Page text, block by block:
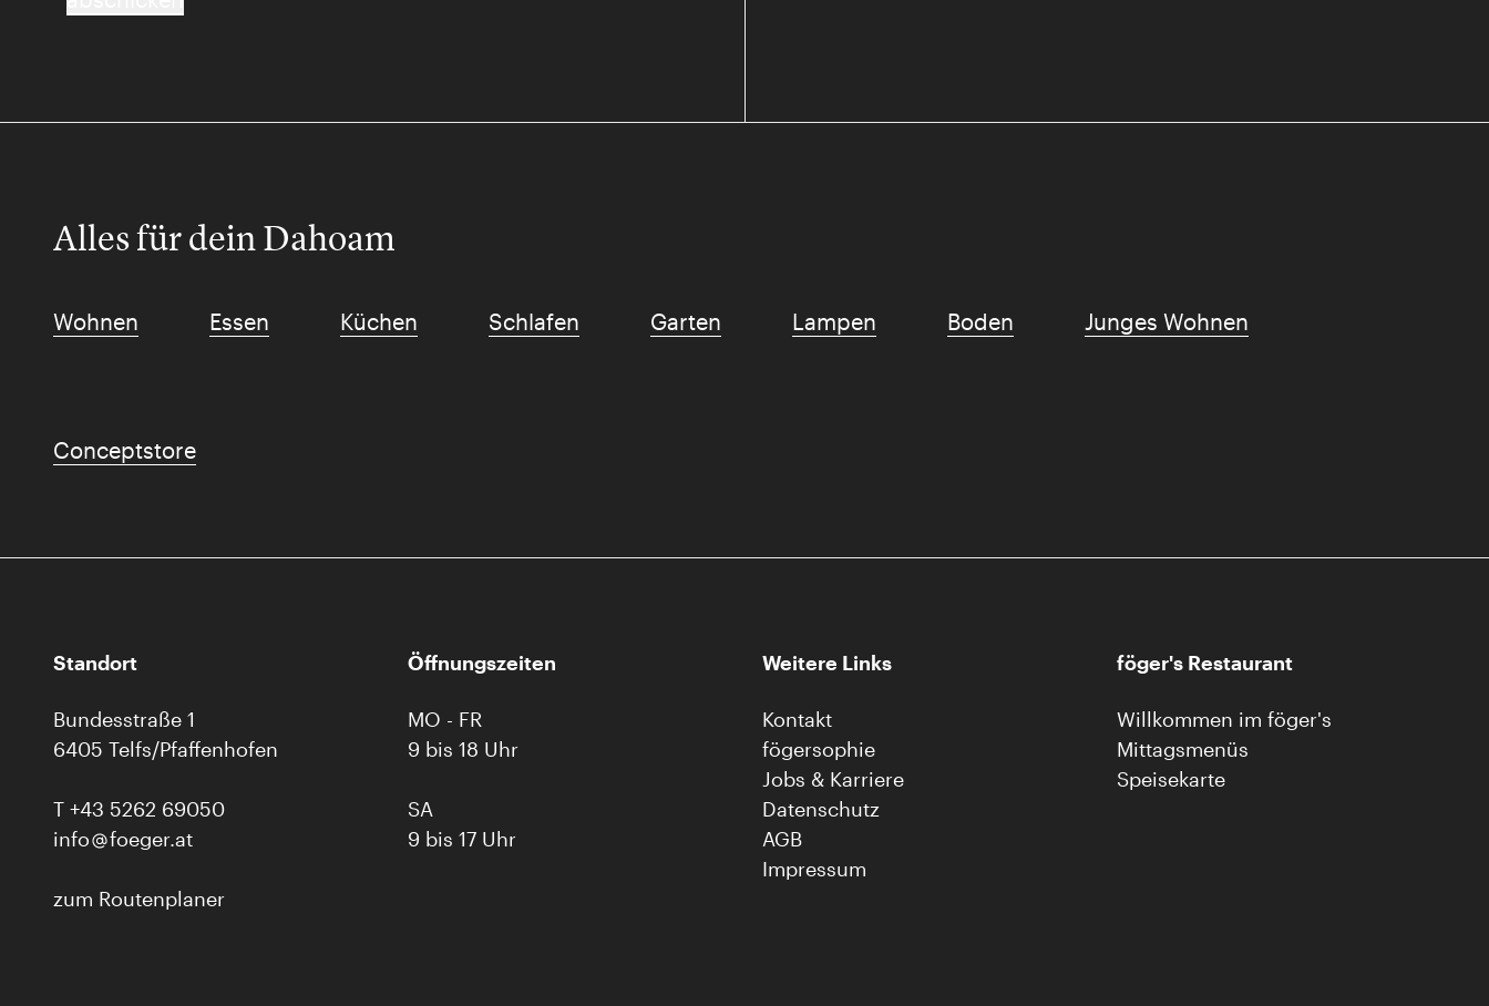
Alles für dein Dahoam
Wohnen Essen Küchen Schlafen Garten Lampen Boden Junges Wohnen
Conceptstore
Standort
Bundesstraße 1
6405 Telfs/Pfaffenhofen
T +43 5262 69050
info
foeger.at
zum Routenplaner
Öffnungszeiten
MO - FR
9 bis 18 Uhr
SA
9 bis 17 Uhr
Weitere Links
Kontakt
fögersophie
Jobs & Karriere
Datenschutz
AGB
Impressum
föger's Restaurant
Willkommen im föger's
Mittagsmenüs
Speisekarte